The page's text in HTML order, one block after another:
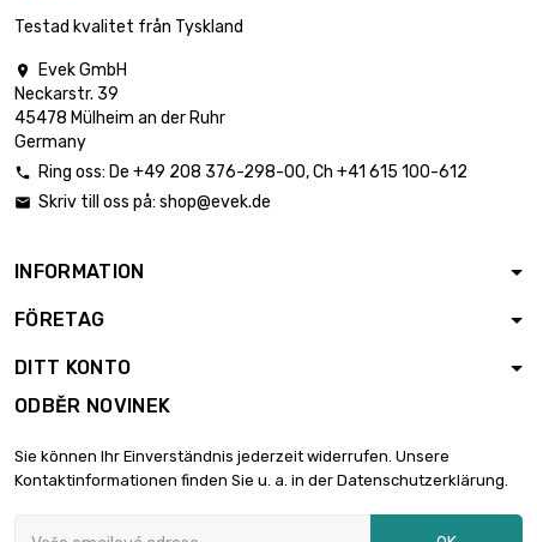
Testad kvalitet från Tyskland

Evek GmbH
Neckarstr. 39
45478 Mülheim an der Ruhr
Germany
 Ring oss: De +49 208 376-298-00, Ch +41 615 100-612
 Skriv till oss på: shop@evek.de
INFORMATION
FÖRETAG
DITT KONTO
ODBĚR NOVINEK
Sie können Ihr Einverständnis jederzeit widerrufen. Unsere
Kontaktinformationen finden Sie u. a. in der Datenschutzerklärung.